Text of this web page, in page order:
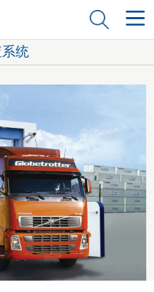
统